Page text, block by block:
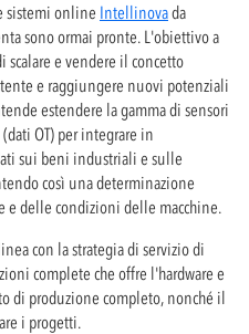
sistemi online Intellinovada
sono ormai pronte. L'obiettivo a
e vendere il concetto
e raggiungere nuovi potenziali
estendere la gamma di sensori
OT) per integrare in
sui beni industriali e sulle
così una determinazione
e delle condizioni delle macchine.
con la strategia di servizio di
complete che offre l'hardware e
di produzione completo, nonché il
i progetti.